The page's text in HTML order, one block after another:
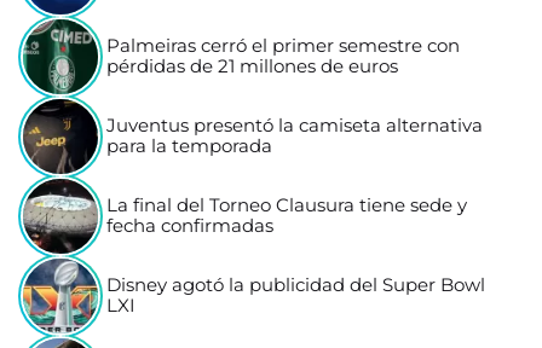
Palmeiras cerró el primer semestre con
pérdidas de 21 millones de euros
Juventus presentó la camiseta alternativa
para la temporada
La final del Torneo Clausura tiene sede y
fecha confirmadas
Disney agotó la publicidad del Super Bowl
LXI